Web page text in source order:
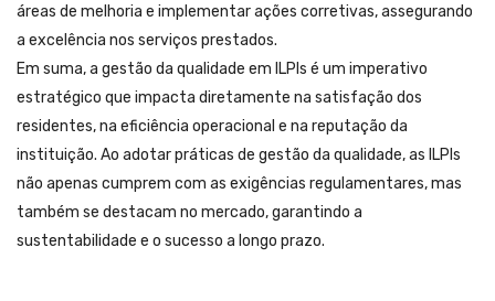
áreas de melhoria e implementar ações corretivas, assegurando
a excelência nos serviços prestados.
Em suma, a gestão da qualidade em ILPIs é um imperativo
estratégico que impacta diretamente na satisfação dos
residentes, na eficiência operacional e na reputação da
instituição. Ao adotar práticas de gestão da qualidade, as ILPIs
não apenas cumprem com as exigências regulamentares, mas
também se destacam no mercado, garantindo a
sustentabilidade e o sucesso a longo prazo.